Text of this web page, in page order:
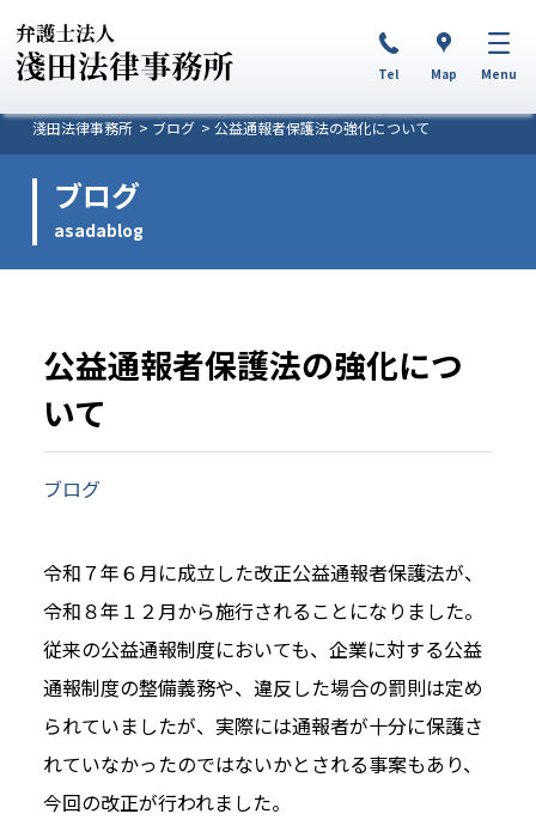
Tel Map Menu
淺田法律事務所 ブログ 公益通報者保護法の強化について
ブログ
asadablog
公益通報者保護法の強化につ
いて
ブログ
令和７年６月に成立した改正公益通報者保護法が、
令和８年１２月から施行されることになりました。
従来の公益通報制度においても、企業に対する公益
通報制度の整備義務や、違反した場合の罰則は定め
られていましたが、実際には通報者が十分に保護さ
れていなかったのではないかとされる事案もあり、
今回の改正が行われました。